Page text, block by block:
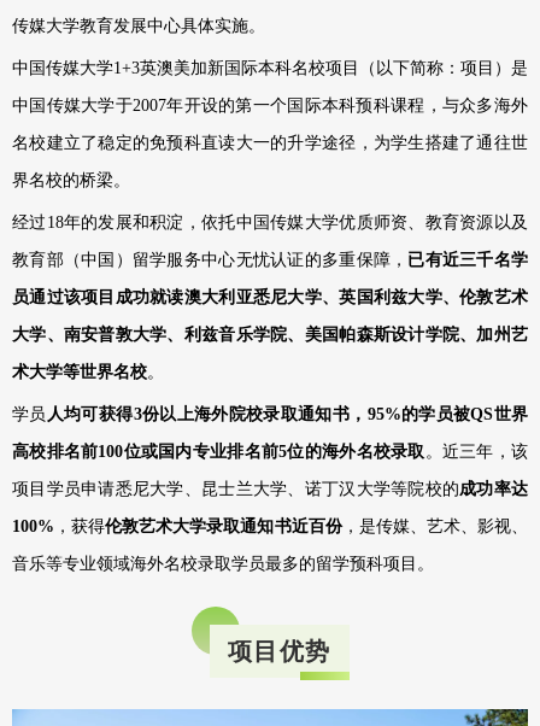
传媒大学教育发展中心具体实施。
中国传媒大学1+3英澳美加新国际本科名校项目（以下简称：项目）是
中国传媒大学于2007年开设的第一个国际本科预科课程，与众多海外
名校建立了稳定的免预科直读大一的升学途径，为学生搭建了通往世
界名校的桥梁。
经过18年的发展和积淀，依托中国传媒大学优质师资、教育资源以及
教育部（中国）留学服务中心无忧认证的多重保障， 已有近三千名学
员通过该项目成功就读澳大利亚悉尼大学、英国利兹大学、伦敦艺术
大学、南安普敦大学、利兹音乐学院、美国帕森斯设计学院、加州艺
术大学等世界名校。
学员 人均可获得3份以上海外院校录取通知书，95%的学员被QS世界
高校排名前100位或国内专业排名前5位的海外名校录取 。近三年，该
项目学员申请悉尼大学、昆士兰大学、诺丁汉大学等院校的成功率达
100% ，获得伦敦艺术大学录取通知书近百份，是传媒、艺术、影视、
音乐等专业领域海外名校录取学员最多的留学预科项目。
项目优势